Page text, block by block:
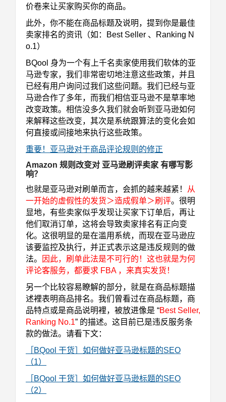
价卷来让买家购买你的商品。
此外，你不能在商品标题及说明，提到你是最佳
卖家排名的资讯（如：Best Seller 、Ranking N
o.1）
BQool 身为一个有上千名卖家使用我们软体的亚
马逊专家，我们非常密切地注意这些政策，并且
已经有用户询问过我们这些问题。我们已经与亚
马逊合作了多年，而我们相信亚马逊不是草率地
改变政策。相信没多久我们就会听到亚马逊如何
来解释这些改变，其次是系统跟算法的变化会如
何直接或间接地来执行这些政策。
重要！亚马逊对于商品评论规则的修正
Amazon 规则改变对 亚马逊刷评卖家 有哪写影
响？
也就是亚马逊对刷单而言，会抓的越来越紧！
从
一开始的虚假性的发货＞造成假单＞刷评。很明
显地，有些卖家似乎发现让买家下订单后，再让
他们取消订单，这将会导致卖家排名有正向变
化。这很明显的是在滥用系统，而现在亚马逊应
该要监控及执行，并正式表示这是违反规则的做
法。
因此，刷单此法是不可行的！这也就是为何
评论客服务，都要求 FBA ，来真实发货！
另一个比较容易瞭解的部分，就是在商品标题描
述裡表明商品排名。我们曾看过在商品标题，商
品特点或是商品说明裡，被放进像是 “Best Seller,
Ranking No.1” 的描述。这目前已是违反服务条
款的做法。请看下文：
［BQool 干货］如何做好亚马逊标题的SEO
（1）
［BQool 干货］如何做好亚马逊标题的SEO
（2）